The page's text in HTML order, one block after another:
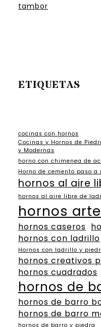
tambor
ETIQUETAS
cocinas con hornos
Cocinas y Hornos de
y Modernas
horno con chimenea de
Horno de cemento paso a
hornos al aire
hornos al aire libre de
hornos
hornos caseros
hornos con ladrillo
Hornos con ladrillo y
hornos creativos
hornos cuadrados
hornos de
hornos de barro
hornos de barro
hornos de barro y piedra